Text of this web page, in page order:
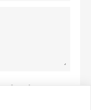
bảo mật